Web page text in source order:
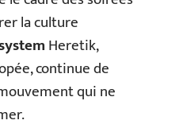
la culture
Heretik,
continue de
qui ne